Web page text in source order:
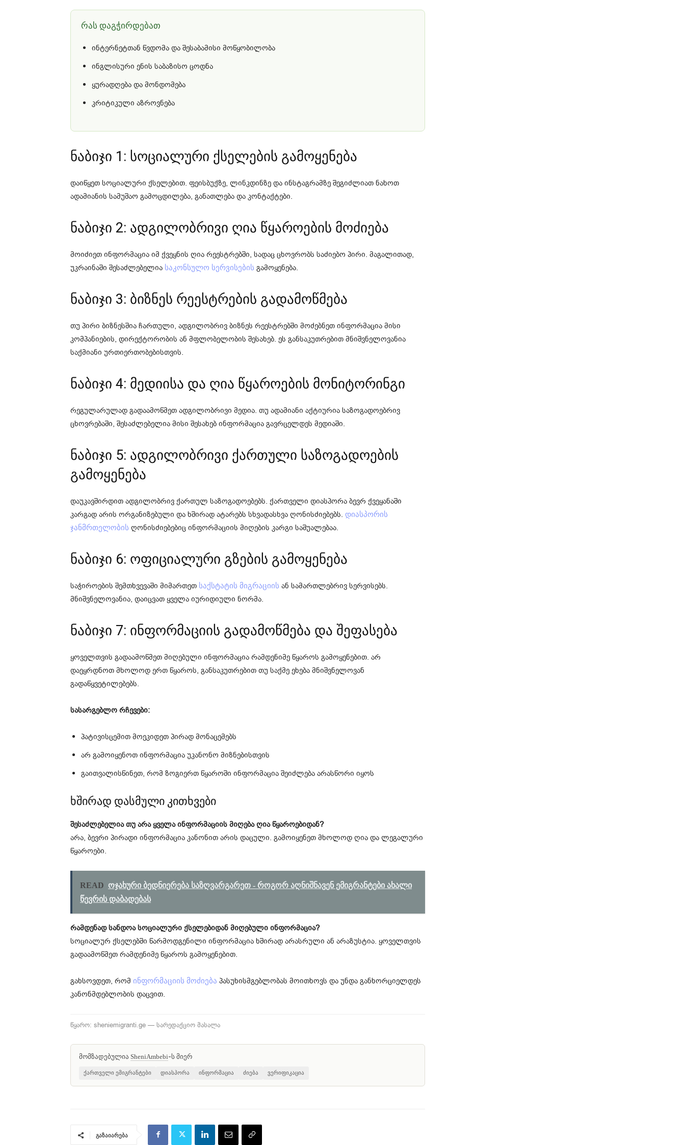
რას დაგჭირდებათ
ინტერნეტთან წვდომა და შესაბამისი მოწყობილობა
ინგლისური ენის საბაზისო ცოდნა
ყურადღება და მონდომება
კრიტიკული აზროვნება
ნაბიჯი 1: სოციალური ქსელების გამოყენება
დაიწყეთ სოციალური ქსელებით. ფეისბუქზე, ლინკდინზე და ინსტაგრამზე შეგიძლიათ ნახოთ
ადამიანის სამუშაო გამოცდილება, განათლება და კონტაქტები.
ნაბიჯი 2: ადგილობრივი ღია წყაროების მოძიება
მოიძიეთ ინფორმაცია იმ ქვეყნის ღია რეესტრებში, სადაც ცხოვრობს საძიებო პირი. მაგალითად,
უკრაინაში შესაძლებელია საკონსულო სერვისების გამოყენება.
ნაბიჯი 3: ბიზნეს რეესტრების გადამოწმება
თუ პირი ბიზნესშია ჩართული, ადგილობრივ ბიზნეს რეესტრებში მოძებნეთ ინფორმაცია მისი
კომპანიების, დირექტორობის ან მფლობელობის შესახებ. ეს განსაკუთრებით მნიშვნელოვანია
საქმიანი ურთიერთობებისთვის.
ნაბიჯი 4: მედიისა და ღია წყაროების მონიტორინგი
რეგულარულად გადაამოწმეთ ადგილობრივი მედია. თუ ადამიანი აქტიურია საზოგადოებრივ
ცხოვრებაში, შესაძლებელია მისი შესახებ ინფორმაცია გავრცელდეს მედიაში.
ნაბიჯი 5: ადგილობრივი ქართული საზოგადოების
გამოყენება
დაუკავშირდით ადგილობრივ ქართულ საზოგადოებებს. ქართველი დიასპორა ბევრ ქვეყანაში
კარგად არის ორგანიზებული და ხშირად ატარებს სხვადასხვა ღონისძიებებს. დიასპორის
ჯანმრთელობის ღონისძიებებიც ინფორმაციის მიღების კარგი საშუალებაა.
ნაბიჯი 6: ოფიციალური გზების გამოყენება
საჭიროების შემთხვევაში მიმართეთ საქსტატის მიგრაციის ან სამართლებრივ სერვისებს.
მნიშვნელოვანია, დაიცვათ ყველა იურიდიული ნორმა.
ნაბიჯი 7: ინფორმაციის გადამოწმება და შეფასება
ყოველთვის გადაამოწმეთ მიღებული ინფორმაცია რამდენიმე წყაროს გამოყენებით. არ
დაეყრდნოთ მხოლოდ ერთ წყაროს, განსაკუთრებით თუ საქმე ეხება მნიშვნელოვან
გადაწყვეტილებებს.
სასარგებლო რჩევები:
პატივისცემით მოეკიდეთ პირად მონაცემებს
არ გამოიყენოთ ინფორმაცია უკანონო მიზნებისთვის
გაითვალისწინეთ, რომ ზოგიერთ წყაროში ინფორმაცია შეიძლება არასწორი იყოს
ხშირად დასმული კითხვები
შესაძლებელია თუ არა ყველა ინფორმაციის მიღება ღია წყაროებიდან?
არა, ბევრი პირადი ინფორმაცია კანონით არის დაცული. გამოიყენეთ მხოლოდ ღია და ლეგალური
წყაროები.
READ ოჯახური ბედნიერება საზღვარგარეთ - როგორ აღნიშნავენ ემიგრანტები ახალი
წევრის დაბადებას
რამდენად სანდოა სოციალური ქსელებიდან მიღებული ინფორმაცია?
სოციალურ ქსელებში წარმოდგენილი ინფორმაცია ხშირად არასრული ან არაზუსტია. ყოველთვის
გადაამოწმეთ რამდენიმე წყაროს გამოყენებით.
გახსოვდეთ, რომ ინფორმაციის მოძიება პასუხისმგებლობას მოითხოვს და უნდა განხორციელდეს
კანონმდებლობის დაცვით.
წყარო: sheniemigranti.ge — სარედაქციო მასალა
მომზადებულია SheniAmbebi-ს მიერ
ქართველი ემიგრანტები დიასპორა ინფორმაცია ძიება ვერიფიკაცია
გაზაიარება